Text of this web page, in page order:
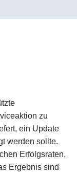
zu
ein Update
werden sollte.
Erfolgsraten,
Ergebnis sind